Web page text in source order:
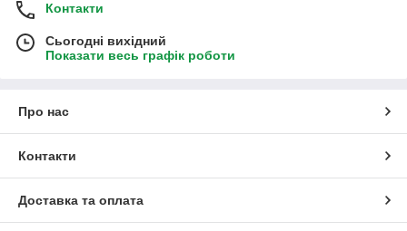
Контакти
Сьогодні вихідний
Показати весь графік роботи
Про нас
Контакти
Доставка та оплата